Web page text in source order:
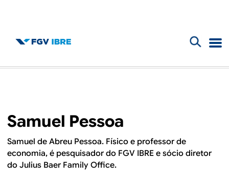
B
o
g
d
o
u
l
á
Samuel Pessoa
Samuel de Abreu Pessoa. Físico e professor de
economia, é pesquisador do FGV IBRE e sócio diretor
do Julius Baer Family Office.